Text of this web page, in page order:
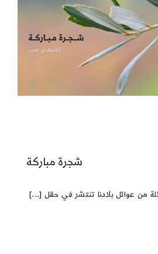
شجرة مباركة
من عوائل بلادنا تنتشر في حقل [...]